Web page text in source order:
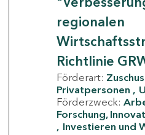
regionalen
Richtlinie
Förderart:
Privatpersonen
Förderzweck:
Forschung,
Investieren und